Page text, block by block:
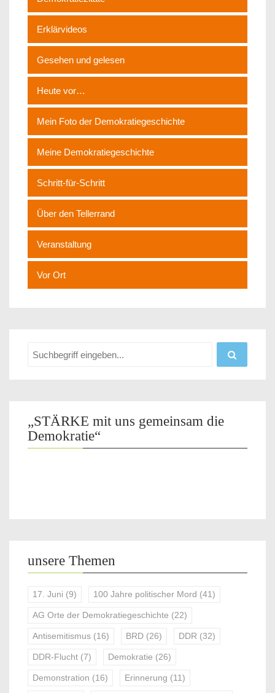
Erklärvideos
Gesehen und gelesen
Heute vor…
Mein Foto der Demokratiegeschichte
Meine Demokratiegeschichte
Schritt-für-Schritt
Über den Tellerrand
Veranstaltung
Vor Ort
„STÄRKE mit uns gemeinsam die
Demokratie“
unsere Themen
17. Juni (9) 100 Jahre politischer Mord (41)
AG Orte der Demokratiegeschichte (22)
Antisemitismus (16) BRD (26) DDR (32)
DDR-Flucht (7) Demokratie (26)
Demonstration (16) Erinnerung (11)